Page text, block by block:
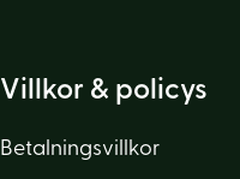
Villkor & policys
Betalningsvillkor